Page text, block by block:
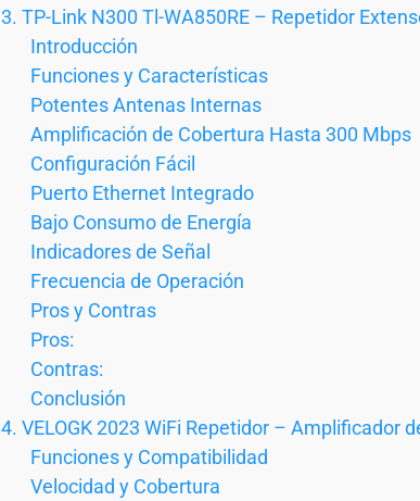
3. TP-Link N300 Tl-WA850RE – Repetidor
Introducción
Funciones y Características
Potentes Antenas Internas
Amplificación de Cobertura Hasta 300 Mbps
Configuración Fácil
Puerto Ethernet Integrado
Bajo Consumo de Energía
Indicadores de Señal
Frecuencia de Operación
Pros y Contras
Pros:
Contras:
Conclusión
4. VELOGK 2023 WiFi Repetidor – Amplificador
Funciones y Compatibilidad
Velocidad y Cobertura